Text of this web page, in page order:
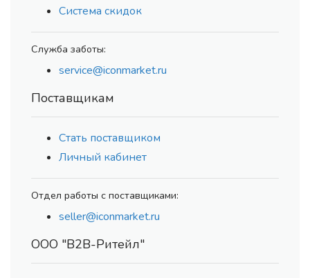
Система скидок
Служба заботы:
service@iconmarket.ru
Поставщикам
Стать поставщиком
Личный кабинет
Отдел работы с поставщиками:
seller@iconmarket.ru
ООО "В2В-Ритейл"